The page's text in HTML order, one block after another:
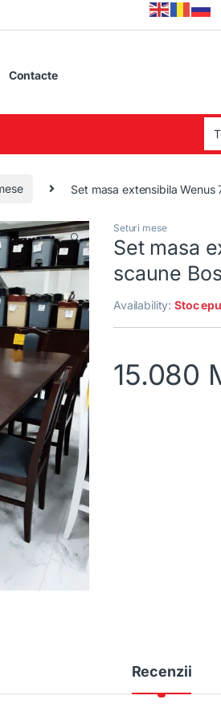
Contacte
Set masa extensibila
🔍
Seturi mese
Set masa
scaune
Availability:Stoc
15.080
Recenzii